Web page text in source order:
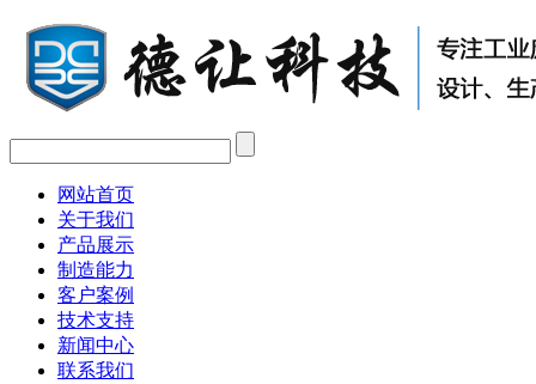
网站首页
关于我们
产品展示
制造能力
客户案例
技术支持
新闻中心
联系我们